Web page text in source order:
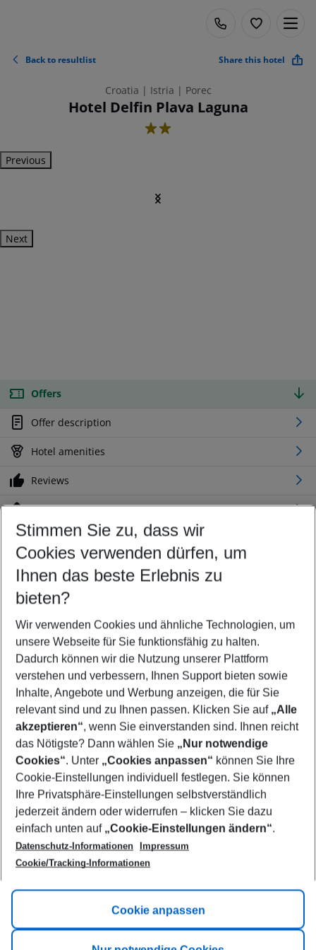
Back to resultlist Share this hotel
Croatia | Istria | Porec
Hotel Delfin Plava Laguna
2
Previous
Next
Offers
Offer description
Hotel amenities
Reviews
Location
Customize your offer
Find the perfect deal which suits your best
Your departure airport
Any airport
Select your date range
10/08/26–08/08/27 5-8 nights
Who will travel
2 adults No children
Show more filter
Footer
Footer navigation
Title A
Link A
Stimmen Sie zu, dass wir
Cookies verwenden dürfen, um
Ihnen das beste Erlebnis zu
bieten?
Wir verwenden Cookies und ähnliche Technologien, um
unsere Webseite für Sie funktionsfähig zu halten.
Dadurch können wir die Nutzung unserer Plattform
verstehen und verbessern, Ihnen Support bieten sowie
Inhalte, Angebote und Werbung anzeigen, die für Sie
relevant sind und zu Ihnen passen. Klicken Sie auf „Alle
akzeptieren“, wenn Sie einverstanden sind. Ihnen reicht
das Nötigste? Dann wählen Sie „Nur notwendige
Cookies“. Unter „Cookies anpassen“ können Sie Ihre
Cookie-Einstellungen individuell festlegen. Sie können
Ihre Privatsphäre-Einstellungen selbstverständlich
jederzeit ändern oder widerrufen – klicken Sie dazu
einfach unten auf „Cookie-Einstellungen ändern“.
Datenschutz-Informationen
Impressum
Cookie/Tracking-Informationen
Cookie anpassen